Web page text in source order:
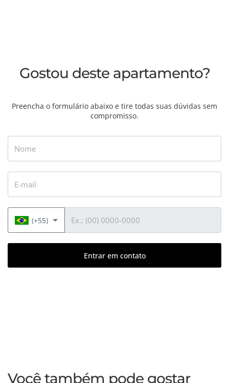
Gostou deste apartamento?
Preencha o formulário abaixo e tire todas suas dúvidas sem
compromisso.
(+55)
Entrar em contato
Você também pode gostar